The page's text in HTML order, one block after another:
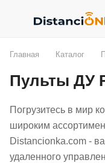
Главная Каталог
Пульты ДУ
Погрузитесь в мир
широким
Distancionka.com -
удаленного